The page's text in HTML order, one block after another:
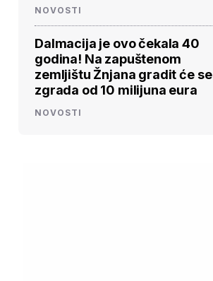
NOVOSTI
Dalmacija je ovo čekala 40
godina! Na zapuštenom
zemljištu Žnjana gradit će se
zgrada od 10 milijuna eura
NOVOSTI